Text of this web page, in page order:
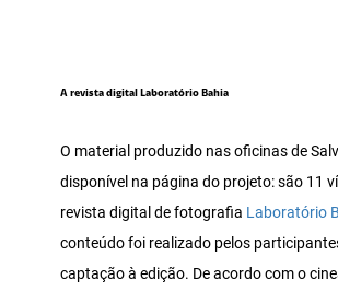
A revista digital Laboratório Bahia
O material produzido nas oficinas de
disponível na página do projeto: são 11
revista digital de fotografia Laboratório
conteúdo foi realizado pelos
captação à edição. De acordo com o